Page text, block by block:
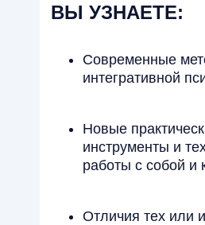
Современные
интегративной
Новые
инструменты и
работы с собой и
Отличия тех или
ВЫ УЗНАЕТЕ: